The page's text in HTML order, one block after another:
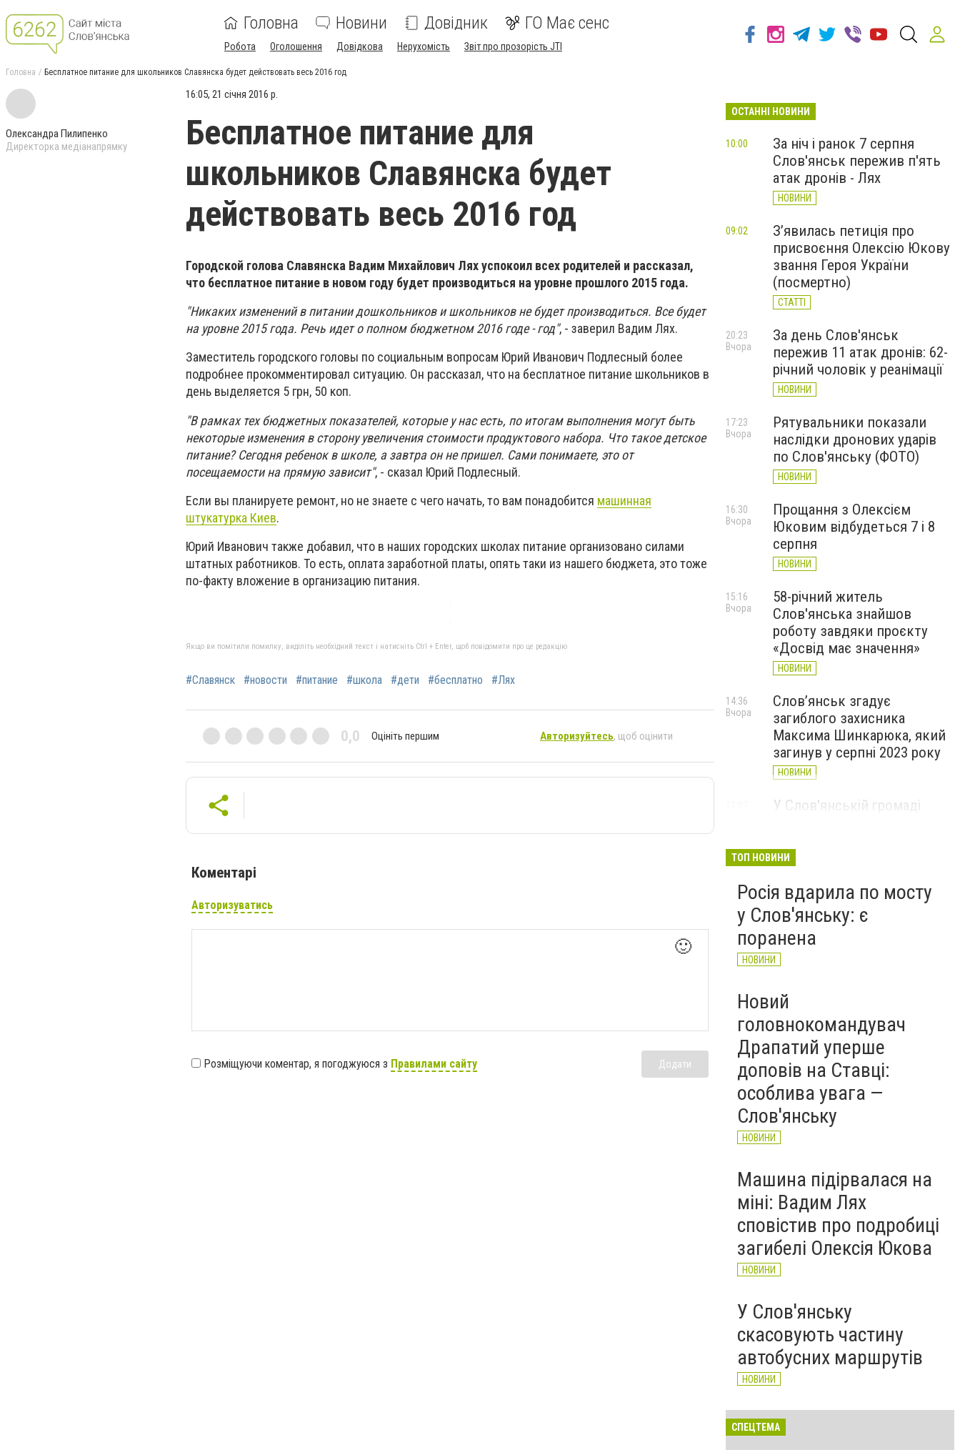
Головна Новини Довідник ГО Має сенс
Робота Оголошення Довідкова Нерухомість Звіт про прозорість JTI
Головна Бесплатное питание для школьников Славянска будет действовать весь 2016 год
Олександра Пилипенко
Директорка медіанапрямку
16:05, 21 січня 2016 р.
Бесплатное питание для
школьников Славянска будет
действовать весь 2016 год
Городской голова Славянска Вадим Михайлович Лях успокоил всех родителей и рассказал,
что бесплатное питание в новом году будет производиться на уровне прошлого 2015 года.
"Никаких изменений в питании дошкольников и школьников не будет производиться. Все будет
на уровне 2015 года. Речь идет о полном бюджетном 2016 годе - год", - заверил Вадим Лях.
Заместитель городского головы по социальным вопросам Юрий Иванович Подлесный более
подробнее прокомментировал ситуацию. Он рассказал, что на бесплатное питание школьников в
день выделяется 5 грн, 50 коп.
"В рамках тех бюджетных показателей, которые у нас есть, по итогам выполнения могут быть
некоторые изменения в сторону увеличения стоимости продуктового набора. Что такое детское
питание? Сегодня ребенок в школе, а завтра он не пришел. Сами понимаете, это от
посещаемости на прямую зависит", - сказал Юрий Подлесный.
Если вы планируете ремонт, но не знаете с чего начать, то вам понадобится машинная
штукатурка Киев.
Юрий Иванович также добавил, что в наших городских школах питание организовано силами
штатных работников. То есть, оплата заработной платы, опять таки из нашего бюджета, это тоже
по-факту вложение в организацию питания.
Якщо ви помітили помилку, виділіть необхідний текст і натисніть Ctrl + Enter, щоб повідомити про це редакцію
#Славянск #новости #питание #школа #дети #бесплатно #Лях
0,0 Оцініть першим Авторизуйтесь, щоб оцінити
Коментарі
Авторизуватись
🙂
Розміщуючи коментар, я погоджуюся з Правилами сайту Додати
ОСТАННІ НОВИНИ
За ніч і ранок 7 серпня
Слов'янськ пережив п'ять
атак дронів - Лях
НОВИНИ
10:00
З’явилась петиція про
присвоєння Олексію Юкову
звання Героя України
(посмертно)
СТАТТІ
09:02
За день Слов'янськ
пережив 11 атак дронів: 62-
річний чоловік у реанімації
НОВИНИ
20:23
Вчора
Рятувальники показали
наслідки дронових ударів
по Слов'янську (ФОТО)
НОВИНИ
17:23
Вчора
Прощання з Олексієм
Юковим відбудеться 7 і 8
серпня
НОВИНИ
16:30
Вчора
58-річний житель
Слов'янська знайшов
роботу завдяки проєкту
«Досвід має значення»
НОВИНИ
15:16
Вчора
Слов’янськ згадує
загиблого захисника
Максима Шинкарюка, який
загинув у серпні 2023 року
НОВИНИ
14:36
Вчора
У Слов'янській громаді
НОВИНИ
ТОП НОВИНИ
Росія вдарила по мосту
у Слов'янську: є
поранена
НОВИНИ
Новий
головнокомандувач
Драпатий уперше
доповів на Ставці:
особлива увага —
Слов'янську
НОВИНИ
Машина підірвалася на
міні: Вадим Лях
сповістив про подробиці
загибелі Олексія Юкова
НОВИНИ
У Слов'янську
скасовують частину
автобусних маршрутів
НОВИНИ
СПЕЦТЕМА